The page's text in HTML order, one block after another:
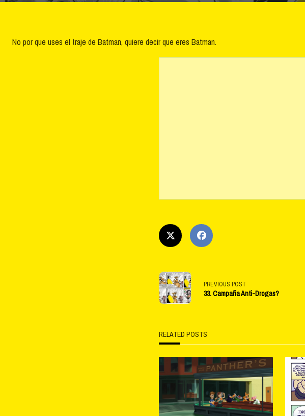
No por que uses el traje de Batman, quiere decir que eres Batman.
<span
class="nav-
subtitle
screen-
reader-
text">Page</span>
PREVIOUS POST
33. Campaña Anti-Drogas?
RELATED POSTS